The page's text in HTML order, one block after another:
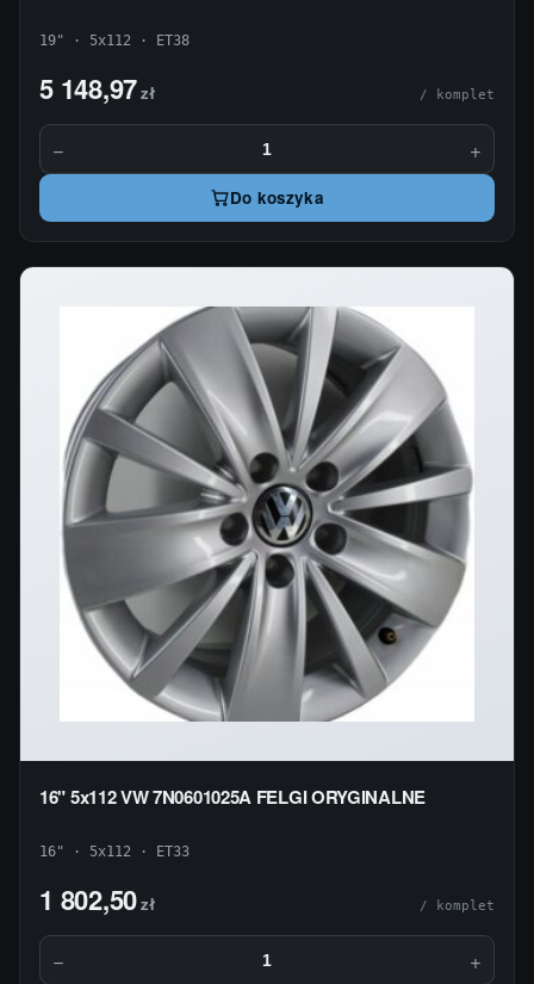
19" · 5x112 · ET38
5 148,97zł / komplet
− +
Do koszyka
16" 5x112 VW 7N0601025A FELGI ORYGINALNE
16" · 5x112 · ET33
1 802,50zł / komplet
− +